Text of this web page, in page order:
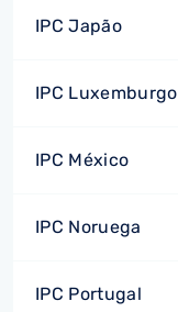
IPC Japão
IPC Luxemburgo
IPC México
IPC Noruega
IPC Portugal